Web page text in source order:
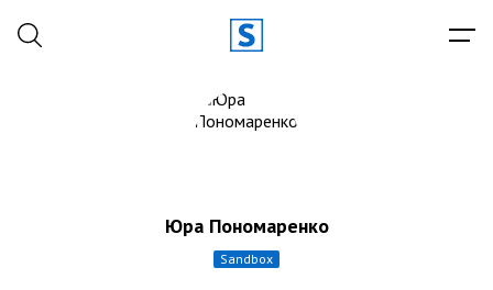
Юра Пономаренко
sandbox